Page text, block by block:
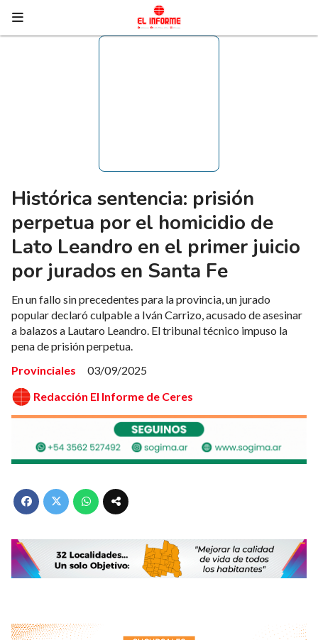
Histórica sentencia: prisión
perpetua por el homicidio de
Lato Leandro en el primer juicio
por jurados en Santa Fe
En un fallo sin precedentes para la provincia, un jurado
popular declaró culpable a Iván Carrizo, acusado de asesinar
a balazos a Lautaro Leandro. El tribunal técnico impuso la
pena de prisión perpetua.
Provinciales
03/09/2025
Redacción El Informe de Ceres